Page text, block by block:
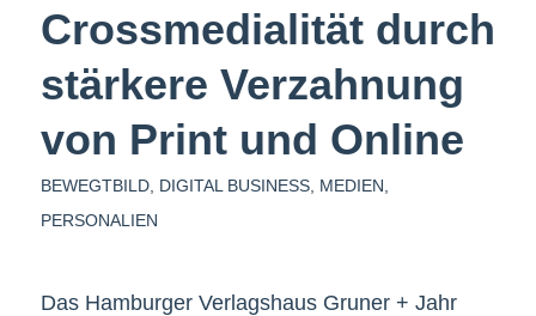
Crossmedialität durch
stärkere Verzahnung
von Print und Online
BEWEGTBILD, DIGITAL BUSINESS, MEDIEN
PERSONALIEN
Das Hamburger Verlagshaus Gruner + Jahr